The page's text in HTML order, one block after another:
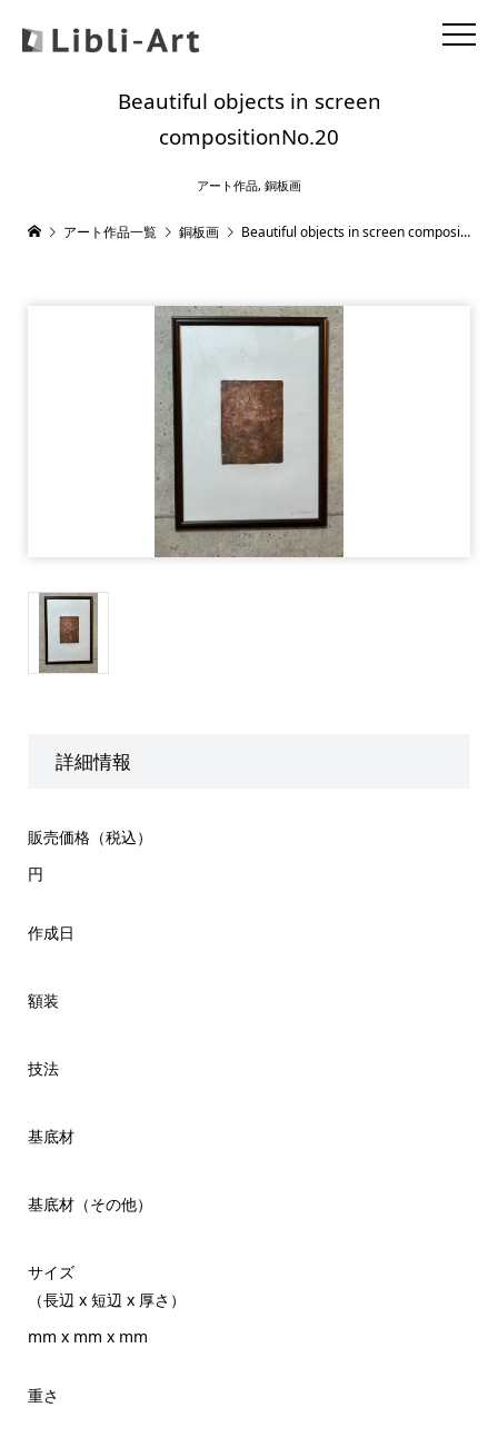
Beautiful objects in screen
compositionNo.20
アート作品, 銅板画
アート作品一覧 銅板画 Beautiful objects in screen compositionNo.20
詳細情報
販売価格（税込）
円
作成日
額装
技法
基底材
基底材（その他）
サイズ
（長辺 x 短辺 x 厚さ）
mm x mm x mm
重さ